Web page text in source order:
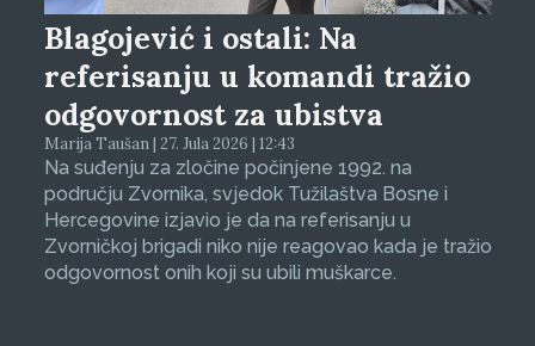
Blagojević i ostali: Na
referisanju u komandi tražio
odgovornost za ubistva
Marija Taušan | 27. Jula 2026 | 12:43
Na suđenju za zločine počinjene 1992. na
području Zvornika, svjedok Tužilaštva Bosne i
Hercegovine izjavio je da na referisanju u
Zvorničkoj brigadi niko nije reagovao kada je tražio
odgovornost onih koji su ubili muškarce.